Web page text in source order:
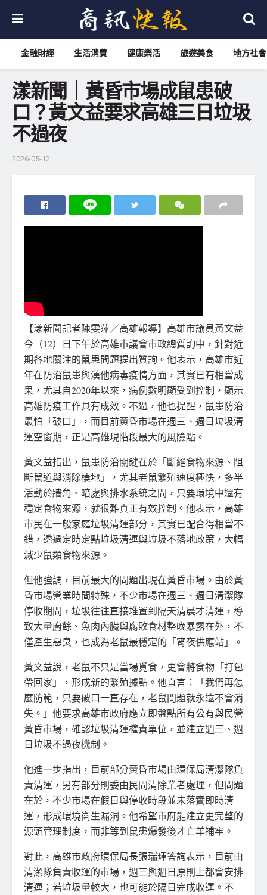
金融財經 生活消費 健康樂活 旅遊美食 地方社會
漾新聞｜黃昏市場成鼠患破
口？黃文益要求高雄三日垃圾
不過夜
2026-05-12
【漾新聞記者陳雯萍／高雄報導】高雄市議員黃文益
今（12）日下午於高雄市議會市政總質詢中，針對近
期各地關注的鼠患問題提出質詢。他表示，高雄市近
年在防治鼠患與漢他病毒疫情方面，其實已有相當成
果，尤其自2020年以來，病例數明顯受到控制，顯示
高雄防疫工作具有成效。不過，他也提醒，鼠患防治
最怕「破口」，而目前黃昏市場在週三、週日垃圾清
運空窗期，正是高雄現階段最大的風險點。
黃文益指出，鼠患防治關鍵在於「斷絕食物來源、阻
斷鼠道與消除棲地」，尤其老鼠繁殖速度極快，多半
活動於牆角、暗處與排水系統之間，只要環境中還有
穩定食物來源，就很難真正有效控制。他表示，高雄
市民在一般家庭垃圾清運部分，其實已配合得相當不
錯，透過定時定點垃圾清運與垃圾不落地政策，大幅
減少鼠類食物來源。
但他強調，目前最大的問題出現在黃昏市場。由於黃
昏市場營業時間特殊，不少市場在週三、週日清潔隊
停收期間，垃圾往往直接堆置到隔天清晨才清運，導
致大量廚餘、魚肉內臟與腐敗食材整晚暴露在外，不
僅產生惡臭，也成為老鼠最穩定的「宵夜供應站」。
黃文益說，老鼠不只是當場覓食，更會將食物「打包
帶回家」，形成新的繁殖據點。他直言：「我們再怎
麼防範，只要破口一直存在，老鼠問題就永遠不會消
失。」他要求高雄市政府應立即盤點所有公有與民營
黃昏市場，確認垃圾清運權責單位，並建立週三、週
日垃圾不過夜機制。
他進一步指出，目前部分黃昏市場由環保局清潔隊負
責清運，另有部分則委由民間清除業者處理，但問題
在於，不少市場在假日與停收時段並未落實即時清
運，形成環境衛生漏洞。他希望市府能建立更完整的
源頭管理制度，而非等到鼠患爆發後才亡羊補牢。
對此，高雄市政府環保局長張瑞琿答詢表示，目前由
清潔隊負責收運的市場，週三與週日原則上都會安排
清運；若垃圾量較大，也可能於隔日完成收運。不